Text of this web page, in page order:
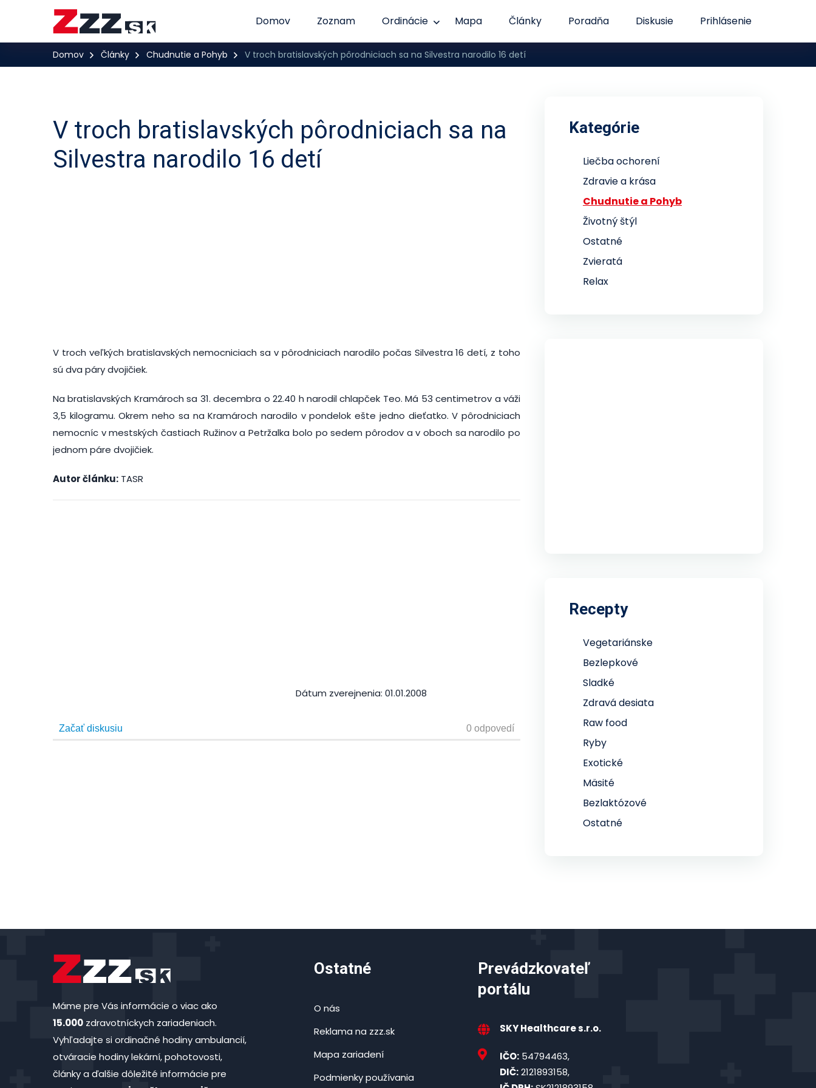
Domov Zoznam Ordinácie Mapa Články Poradňa Diskusie Prihlásenie
Domov Články Chudnutie a Pohyb V troch bratislavských pôrodniciach sa na Silvestra narodilo 16 detí
V troch bratislavských pôrodniciach sa na
Silvestra narodilo 16 detí
V troch veľkých bratislavských nemocniciach sa v pôrodniciach narodilo počas Silvestra 16 detí, z toho
sú dva páry dvojičiek.
Na bratislavských Kramároch sa 31. decembra o 22.40 h narodil chlapček Teo. Má 53 centimetrov a váži
3,5 kilogramu. Okrem neho sa na Kramároch narodilo v pondelok ešte jedno dieťatko. V pôrodniciach
nemocníc v mestských častiach Ružinov a Petržalka bolo po sedem pôrodov a v oboch sa narodilo po
jednom páre dvojičiek.
Autor článku: TASR
Dátum zverejnenia: 01.01.2008
Kategórie
Liečba ochorení
Zdravie a krása
Chudnutie a Pohyb
Životný štýl
Ostatné
Zvieratá
Relax
Recepty
Vegetariánske
Bezlepkové
Sladké
Zdravá desiata
Raw food
Ryby
Exotické
Mäsité
Bezlaktózové
Ostatné
Máme pre Vás informácie o viac ako
15.000 zdravotníckych zariadeniach.
Vyhľadajte si ordinačné hodiny ambulancií,
otváracie hodiny lekární, pohotovosti,
články a ďalšie dôležité informácie pre
Ostatné
O nás
Reklama na zzz.sk
Mapa zariadení
Podmienky používania
Prevádzkovateľ
portálu
SKY Healthcare s.r.o.
IČO: 54794463,
DIČ:2121893158,